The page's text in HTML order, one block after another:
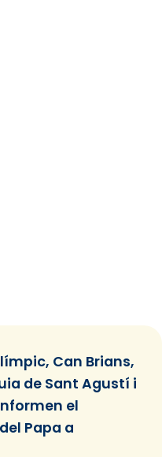
Can Brians,
de Sant Agustí i
el
Papa a